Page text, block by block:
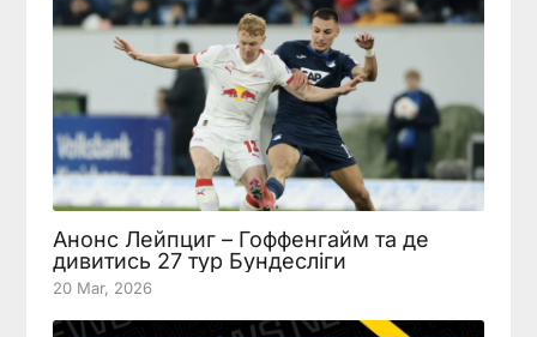
Анонс Лейпциг – Гоффенгайм та де
дивитись 27 тур Бундесліги
20 Mar, 2026